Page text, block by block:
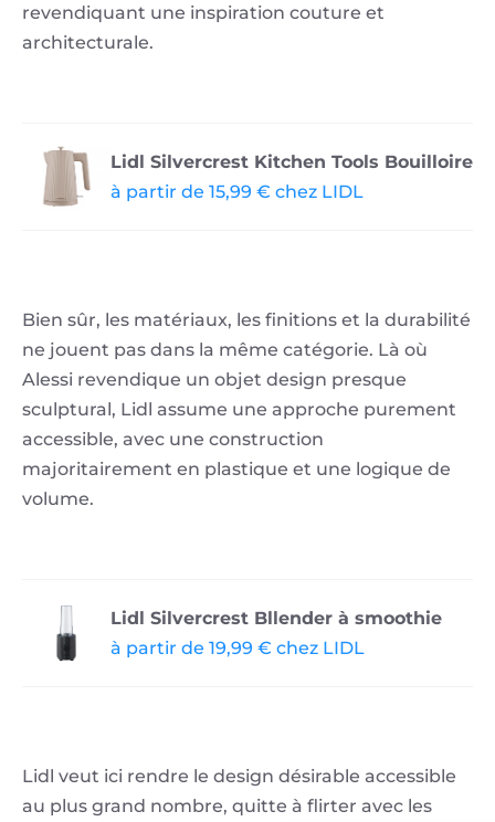
revendiquant une inspiration couture et
architecturale.
Lidl Silvercrest Kitchen Tools Bouilloire
à partir de 15,99 € chez LIDL
Bien sûr, les matériaux, les finitions et la durabilité
ne jouent pas dans la même catégorie. Là où
Alessi revendique un objet design presque
sculptural, Lidl assume une approche purement
accessible, avec une construction
majoritairement en plastique et une logique de
volume.
Lidl Silvercrest Bllender à smoothie
à partir de 19,99 € chez LIDL
Lidl veut ici rendre le design désirable accessible
au plus grand nombre, quitte à flirter avec les